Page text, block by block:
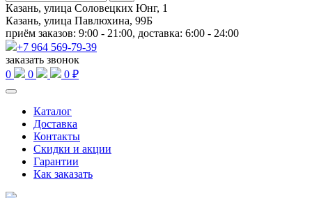
Казань, улица Соловецких Юнг, 1
Казань, улица Павлюхина, 99Б
приём заказов: 9:00 - 21:00, доставка: 6:00 - 24:00
+7 964 569-79-39
заказать звонок
0
0 0 ₽
Каталог
Доставка
Контакты
Скидки и акции
Гарантии
Как заказать